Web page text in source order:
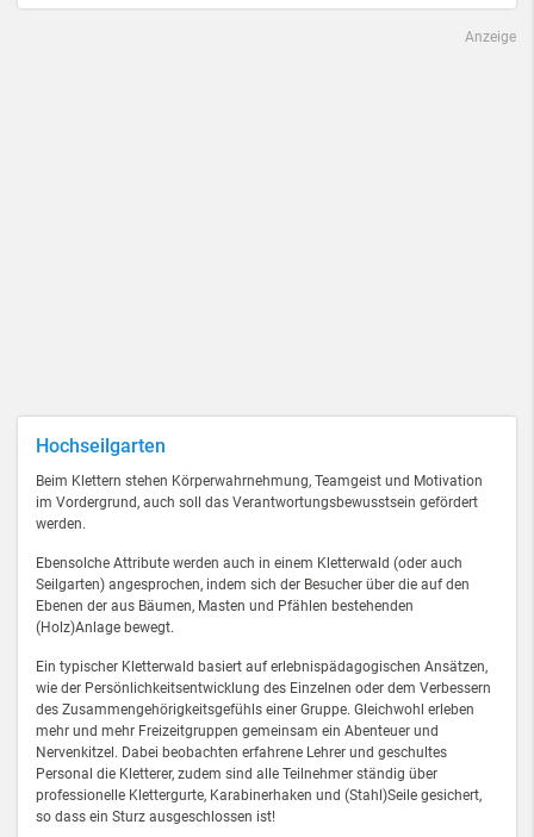
Hochseilgarten
Beim Klettern stehen Körperwahrnehmung, Teamgeist und Motivation
im Vordergrund, auch soll das Verantwortungsbewusstsein gefördert
werden.
Ebensolche Attribute werden auch in einem Kletterwald (oder auch
Seilgarten) angesprochen, indem sich der Besucher über die auf den
Ebenen der aus Bäumen, Masten und Pfählen bestehenden
(Holz)Anlage bewegt.
Ein typischer Kletterwald basiert auf erlebnispädagogischen Ansätzen,
wie der Persönlichkeitsentwicklung des Einzelnen oder dem Verbessern
des Zusammengehörigkeitsgefühls einer Gruppe. Gleichwohl erleben
mehr und mehr Freizeitgruppen gemeinsam ein Abenteuer und
Nervenkitzel. Dabei beobachten erfahrene Lehrer und geschultes
Personal die Kletterer, zudem sind alle Teilnehmer ständig über
professionelle Klettergurte, Karabinerhaken und (Stahl)Seile gesichert,
so dass ein Sturz ausgeschlossen ist!
Anzeige